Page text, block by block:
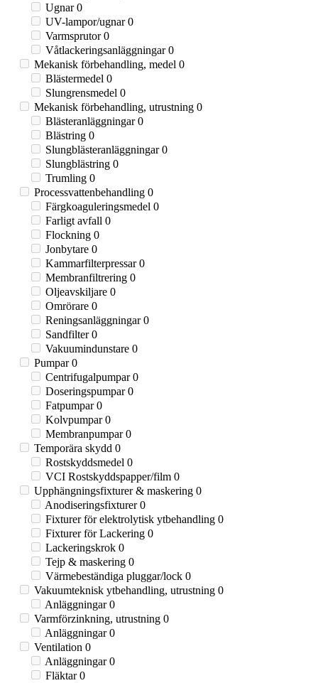
Ugnar0
UV-lampor/ugnar0
Varmsprutor0
Våtlackeringsanläggningar0
Mekanisk förbehandling, medel 0
Blästermedel 0
Slungrensmedel 0
Mekanisk förbehandling, utrustning 0
Blästeranläggningar0
Blästring 0
Slungblästeranläggningar0
Slungblästring 0
Trumling 0
Processvattenbehandling 0
Färgkoaguleringsmedel 0
Farligt avfall 0
Flockning 0
Jonbytare 0
Kammarfilterpressar0
Membranfiltrering 0
Oljeavskiljare 0
Omrörare 0
Reningsanläggningar0
Sandfilter0
Vakuumindunstare 0
Pumpar0
Centrifugalpumpar0
Doseringspumpar0
Fatpumpar0
Kolvpumpar0
Membranpumpar0
Temporära skydd 0
Rostskyddsmedel 0
VCI Rostskyddspapper/film 0
Upphängningsfixturer & maskering 0
Anodiseringsfixturer0
Fixturer för elektrolytisk ytbehandling 0
Fixturer för Lackering 0
Lackeringskrok 0
Tejp & maskering 0
Värmebeständiga pluggar/lock 0
Vakuumteknisk ytbehandling, utrustning 0
Anläggningar0
Varmförzinkning, utrustning 0
Anläggningar0
Ventilation 0
Anläggningar0
Fläktar0